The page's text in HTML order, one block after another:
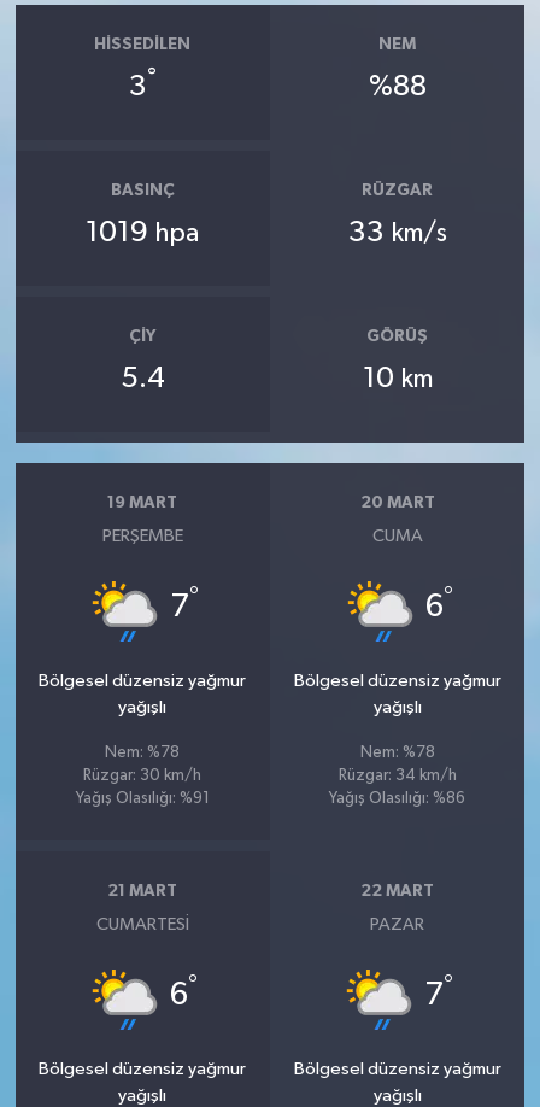
HISSEDILEN
3°
NEM
%88
BASINÇ
1019 hpa
RÜZGAR
33 km/s
ÇIY
5.4
GÖRÜŞ
10 km
19 MART
PERŞEMBE
7°
Bölgesel düzensiz yağmur
yağışlı
Nem: %78
Rüzgar: 30 km/h
Yağış Olasılığı: %91
20 MART
CUMA
6°
Bölgesel düzensiz yağmur
yağışlı
Nem: %78
Rüzgar: 34 km/h
Yağış Olasılığı: %86
21 MART
CUMARTESI
6°
Bölgesel düzensiz yağmur
yağışlı
22 MART
PAZAR
7°
Bölgesel düzensiz yağmur
yağışlı